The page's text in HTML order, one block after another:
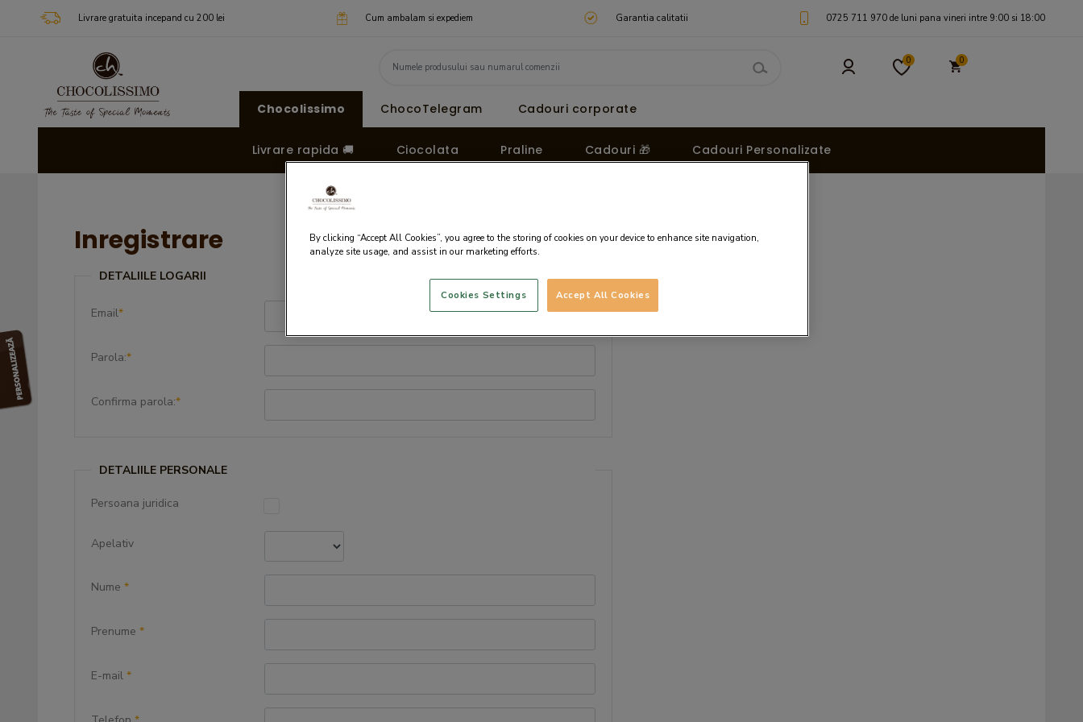
Livrare gratuita incepand cu 200 lei Cum ambalam si expediem Garantia calitatii 0725 711 970 de luni pana vineri intre 9:00 si 18:00
0 0
Chocolissimo ChocoTelegram Cadouri corporate
Livrare rapida 🚚 Ciocolata Praline Cadouri 🎁 Cadouri Personalizate
Inregistrare
DETALIILE LOGARII
Email*
Parola:*
Confirma parola:*
DETALIILE PERSONALE
Persoana juridica
Apelativ
Nume *
Prenume *
E-mail *
By clicking “Accept All Cookies”, you agree to the storing of cookies on your device to enhance site navigation,
analyze site usage, and assist in our marketing efforts.
Accept All Cookies
Cookies Settings